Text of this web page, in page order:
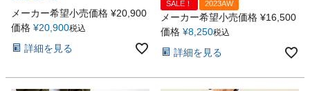
メーカー希望小売価格 ¥20,900
価格 ¥20,900税込
詳細を見る
SALE！ 2023AW
メーカー希望小売価格 ¥16,500
価格 ¥8,250税込
詳細を見る